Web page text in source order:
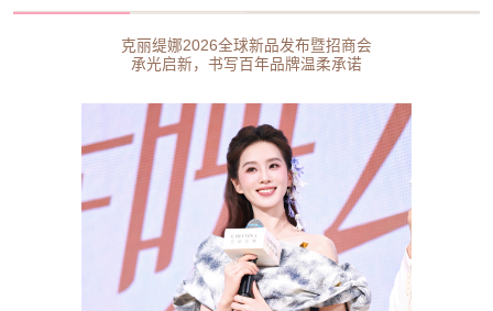
克丽缇娜2026全球新品发布暨招商会
承光启新，书写百年品牌温柔承诺